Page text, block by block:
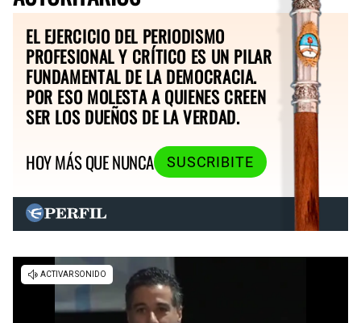
EL EJERCICIO DEL PERIODISMO
PROFESIONAL Y CRÍTICO ES UN PILAR
FUNDAMENTAL DE LA DEMOCRACIA.
POR ESO MOLESTA A QUIENES CREEN
SER LOS DUEÑOS DE LA VERDAD.
HOY MÁS QUE NUNCA
SUSCRIBITE